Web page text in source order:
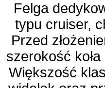
Felga
typu cruiser,
Przed
szerokość
Większość